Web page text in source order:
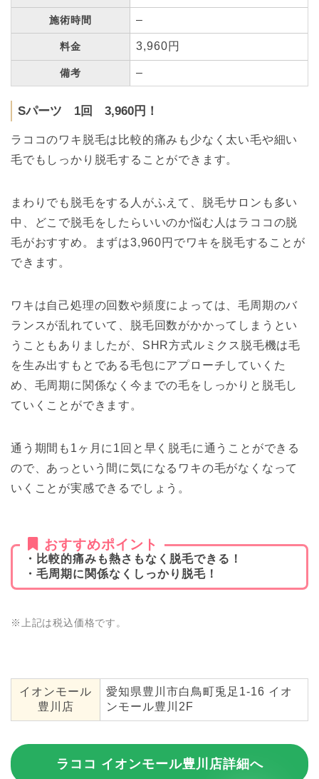
施術時間 –
料金 3,960円
備考 –
Sパーツ 1回 3,960円！
ラココのワキ脱毛は比較的痛みも少なく太い毛や細い
毛でもしっかり脱毛することができます。
まわりでも脱毛をする人がふえて、脱毛サロンも多い
中、どこで脱毛をしたらいいのか悩む人はラココの脱
毛がおすすめ。まずは3,960円でワキを脱毛することが
できます。
ワキは自己処理の回数や頻度によっては、毛周期のバ
ランスが乱れていて、脱毛回数がかかってしまうとい
うこともありましたが、SHR方式ルミクス脱毛機は毛
を生み出すもとである毛包にアプローチしていくた
め、毛周期に関係なく今までの毛をしっかりと脱毛し
ていくことができます。
通う期間も1ヶ月に1回と早く脱毛に通うことができる
ので、あっという間に気になるワキの毛がなくなって
いくことが実感できるでしょう。
おすすめポイント
・比較的痛みも熱さもなく脱毛できる！
・毛周期に関係なくしっかり脱毛！
※上記は税込価格です。
イオンモール
豊川店
愛知県豊川市白鳥町兎足1-16 イオ
ンモール豊川2F
ラココ イオンモール豊川店詳細へ